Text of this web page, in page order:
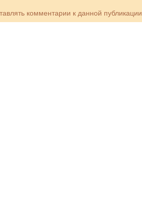
комментарии к данной публикации.